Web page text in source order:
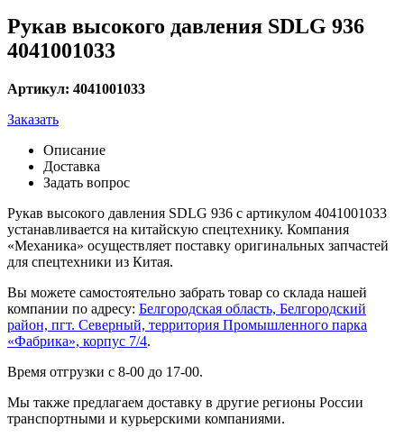
Рукав высокого давления SDLG 936
4041001033
Артикул: 4041001033
Заказать
Описание
Доставка
Задать вопрос
Рукав высокого давления SDLG 936 с артикулом 4041001033
устанавливается на китайскую спецтехнику. Компания
«Механика» осуществляет поставку оригинальных запчастей
для спецтехники из Китая.
Вы можете самостоятельно забрать товар со склада нашей
компании по адресу: Белгородская область, Белгородский
район, пгт. Северный, территория Промышленного парка
«Фабрика», корпус 7/4.
Время отгрузки с 8-00 до 17-00.
Мы также предлагаем доставку в другие регионы России
транспортными и курьерскими компаниями.